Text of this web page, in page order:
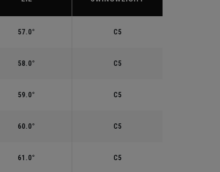
57.0° C5
58.0° C5
59.0° C5
60.0° C5
61.0° C5